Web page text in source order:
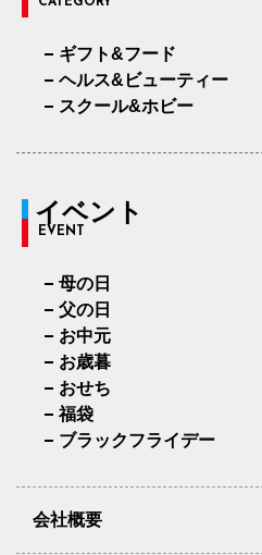
ギフト&フード
ヘルス&ビューティー
スクール&ホビー
イベント
EVENT
母の日
父の日
お中元
お歳暮
おせち
福袋
ブラックフライデー
会社概要